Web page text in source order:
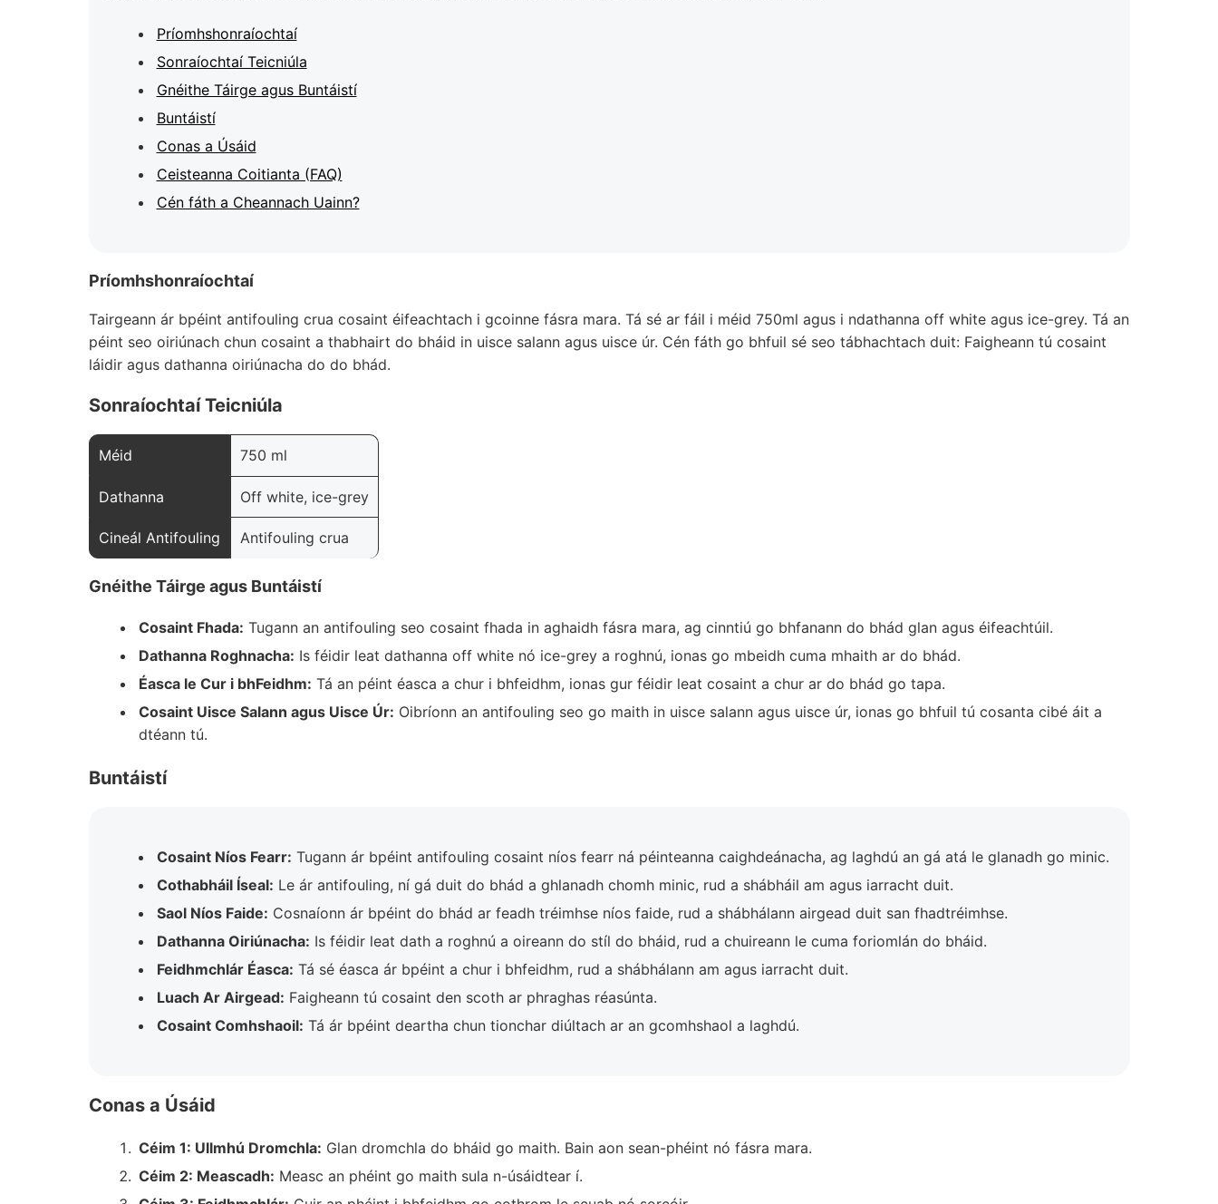
Príomhshonraíochtaí
Sonraíochtaí Teicniúla
Gnéithe Táirge agus Buntáistí
Buntáistí
Conas a Úsáid
Ceisteanna Coitianta (FAQ)
Cén fáth a Cheannach Uainn?
Príomhshonraíochtaí
Tairgeann ár bpéint antifouling crua cosaint éifeachtach i gcoinne fásra mara. Tá sé ar fáil i méid 750ml agus i ndathanna off white agus ice-grey. Tá an
péint seo oiriúnach chun cosaint a thabhairt do bháid in uisce salann agus uisce úr. Cén fáth go bhfuil sé seo tábhachtach duit: Faigheann tú cosaint
láidir agus dathanna oiriúnacha do do bhád.
Sonraíochtaí Teicniúla
Méid 750 ml
Dathanna Off white, ice-grey
Cineál Antifouling Antifouling crua
Gnéithe Táirge agus Buntáistí
Cosaint Fhada: Tugann an antifouling seo cosaint fhada in aghaidh fásra mara, ag cinntiú go bhfanann do bhád glan agus éifeachtúil.
Dathanna Roghnacha: Is féidir leat dathanna off white nó ice-grey a roghnú, ionas go mbeidh cuma mhaith ar do bhád.
Éasca le Cur i bhFeidhm: Tá an péint éasca a chur i bhfeidhm, ionas gur féidir leat cosaint a chur ar do bhád go tapa.
Cosaint Uisce Salann agus Uisce Úr: Oibríonn an antifouling seo go maith in uisce salann agus uisce úr, ionas go bhfuil tú cosanta cibé áit a
dtéann tú.
Buntáistí
Cosaint Níos Fearr: Tugann ár bpéint antifouling cosaint níos fearr ná péinteanna caighdeánacha, ag laghdú an gá atá le glanadh go minic.
Cothabháil Íseal: Le ár antifouling, ní gá duit do bhád a ghlanadh chomh minic, rud a shábháil am agus iarracht duit.
Saol Níos Faide: Cosnaíonn ár bpéint do bhád ar feadh tréimhse níos faide, rud a shábhálann airgead duit san fhadtréimhse.
Dathanna Oiriúnacha: Is féidir leat dath a roghnú a oireann do stíl do bháid, rud a chuireann le cuma foriomlán do bháid.
Feidhmchlár Éasca: Tá sé éasca ár bpéint a chur i bhfeidhm, rud a shábhálann am agus iarracht duit.
Luach Ar Airgead: Faigheann tú cosaint den scoth ar phraghas réasúnta.
Cosaint Comhshaoil: Tá ár bpéint deartha chun tionchar diúltach ar an gcomhshaol a laghdú.
Conas a Úsáid
Céim 1: Ullmhú Dromchla: Glan dromchla do bháid go maith. Bain aon sean-phéint nó fásra mara.
Céim 2: Meascadh: Measc an phéint go maith sula n-úsáidtear í.